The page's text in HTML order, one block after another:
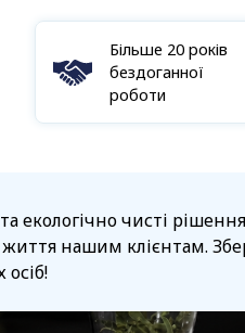
Більше 20 років
бездоганної
роботи
екологічно чисті
нашим клієнтам.